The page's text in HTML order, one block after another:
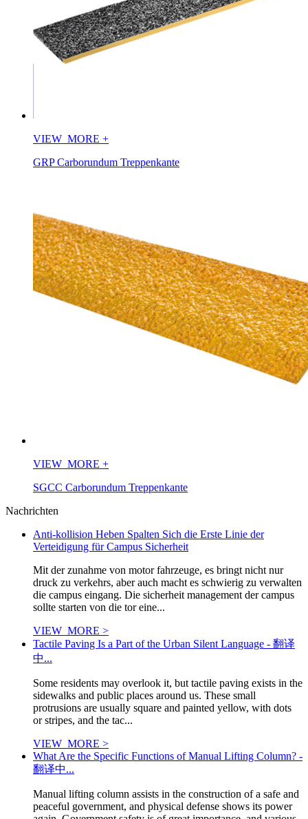
VIEW_MORE +
GRP Carborundum Treppenkante
VIEW_MORE +
SGCC Carborundum Treppenkante
Nachrichten
Anti-kollision Heben Spalten Sich die Erste Linie der
Verteidigung für Campus Sicherheit
Mit der zunahme von motor fahrzeuge, es bringt nicht nur
druck zu verkehrs, aber auch macht es schwierig zu verwalten
die campus eingang. Die sicherheit management der campus
sollte starten von die tor eine...
VIEW_MORE >
Tactile Paving Is a Part of the Urban Silent Language - 翻译
中...
Some residents may overlook it, but tactile paving exists in the
sidewalks and public places around us. These small
protrusions are usually square and painted yellow, with dots
or stripes, and the tac...
VIEW_MORE >
What Are the Specific Functions of Manual Lifting Column? -
翻译中...
Manual lifting column assists in the construction of a safe and
peaceful government, and physical defense shows its power